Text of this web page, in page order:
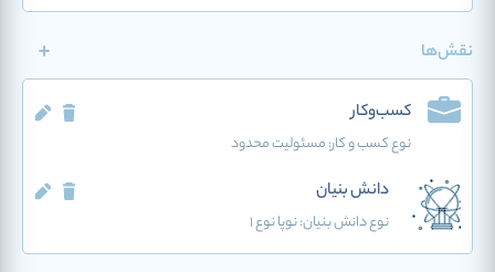
نقش‌ها
کسب‌وکار
نوع کسب و کار:مسئولیت محدود
دانش بنیان
نوع دانش بنیان: نوپا نوع 1